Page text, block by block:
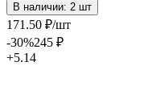
В наличии: 2 шт
171 .50 ₽/шт
-30%245 ₽
+5.14